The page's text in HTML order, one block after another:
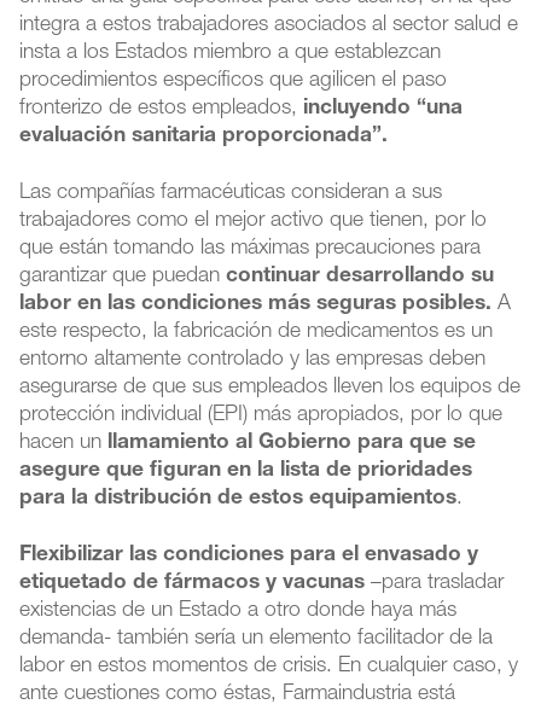
integra a estos trabajadores asociados al sector salud e
insta a los Estados miembro a que establezcan
procedimientos específicos que agilicen el paso
fronterizo de estos empleados, incluyendo “una
evaluación sanitaria proporcionada”.
Las compañías farmacéuticas consideran a sus
trabajadores como el mejor activo que tienen, por lo
que están tomando las máximas precauciones para
garantizar que puedan continuar desarrollando su
labor en las condiciones más seguras posibles. A
este respecto, la fabricación de medicamentos es un
entorno altamente controlado y las empresas deben
asegurarse de que sus empleados lleven los equipos de
protección individual (EPI) más apropiados, por lo que
hacen un llamamiento al Gobierno para que se
asegure que figuran en la lista de prioridades
para la distribución de estos equipamientos.
Flexibilizar las condiciones para el envasado y
etiquetado de fármacos y vacunas –para trasladar
existencias de un Estado a otro donde haya más
demanda- también sería un elemento facilitador de la
labor en estos momentos de crisis. En cualquier caso, y
ante cuestiones como éstas, Farmaindustria está